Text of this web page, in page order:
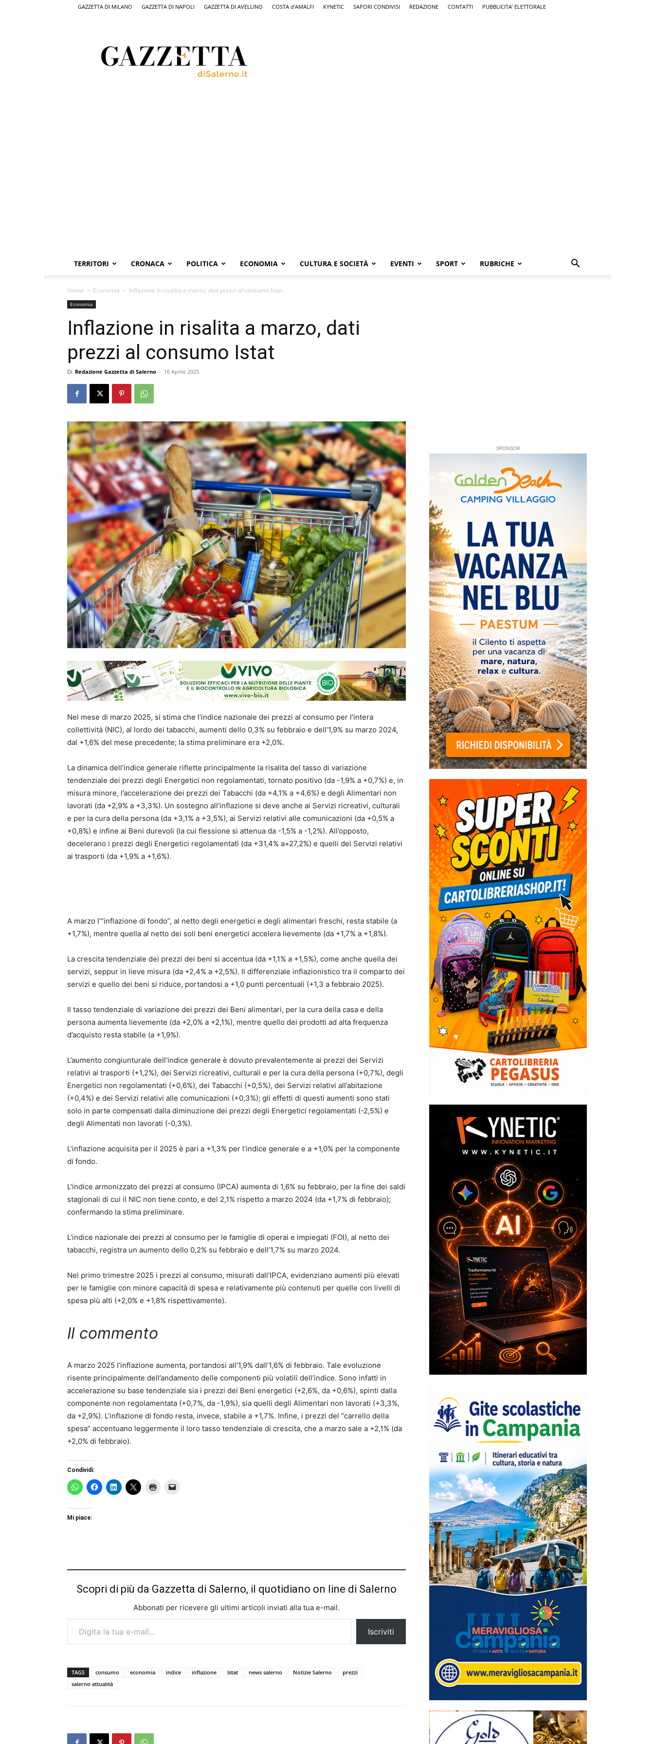
GAZZETTA DI MILANO GAZZETTA DI NAPOLI GAZZETTA DI AVELLINO COSTA d’AMALFI KYNETIC SAPORI CONDIVISI REDAZIONE CONTATTI PUBBLICITA’ ELETTORALE
Salerno,
il
quotidiano
TERRITORI CRONACA POLITICA ECONOMIA CULTURA E SOCIETÀ EVENTI SPORT RUBRICHE
Home Economia Inflazione in risalita a marzo, dati prezzi al consumo Istat
Economia
Inflazione in risalita a marzo, dati
prezzi al consumo Istat
Di Redazione Gazzetta di Salerno - 16 Aprile 2025
Nel mese di marzo 2025, si stima che l’indice nazionale dei prezzi al consumo per l’intera
collettività (NIC), al lordo dei tabacchi, aumenti dello 0,3% su febbraio e dell’1,9% su marzo 2024,
dal +1,6% del mese precedente; la stima preliminare era +2,0%.
La dinamica dell’indice generale riflette principalmente la risalita del tasso di variazione
tendenziale dei prezzi degli Energetici non regolamentati, tornato positivo (da -1,9% a +0,7%) e, in
misura minore, l’accelerazione dei prezzi dei Tabacchi (da +4,1% a +4,6%) e degli Alimentari non
lavorati (da +2,9% a +3,3%). Un sostegno all’inflazione si deve anche ai Servizi ricreativi, culturali
e per la cura della persona (da +3,1% a +3,5%), ai Servizi relativi alle comunicazioni (da +0,5% a
+0,8%) e infine ai Beni durevoli (la cui flessione si attenua da -1,5% a -1,2%). All’opposto,
decelerano i prezzi degli Energetici regolamentati (da +31,4% a+27,2%) e quelli dei Servizi relativi
ai trasporti (da +1,9% a +1,6%).
A marzo l’“inflazione di fondo”, al netto degli energetici e degli alimentari freschi, resta stabile (a
+1,7%), mentre quella al netto dei soli beni energetici accelera lievemente (da +1,7% a +1,8%).
La crescita tendenziale dei prezzi dei beni si accentua (da +1,1% a +1,5%), come anche quella dei
servizi, seppur in lieve misura (da +2,4% a +2,5%). Il differenziale inflazionistico tra il comparto dei
servizi e quello dei beni si riduce, portandosi a +1,0 punti percentuali (+1,3 a febbraio 2025).
Il tasso tendenziale di variazione dei prezzi dei Beni alimentari, per la cura della casa e della
persona aumenta lievemente (da +2,0% a +2,1%), mentre quello dei prodotti ad alta frequenza
d’acquisto resta stabile (a +1,9%).
L’aumento congiunturale dell’indice generale è dovuto prevalentemente ai prezzi dei Servizi
relativi ai trasporti (+1,2%), dei Servizi ricreativi, culturali e per la cura della persona (+0,7%), degli
Energetici non regolamentati (+0,6%), dei Tabacchi (+0,5%), dei Servizi relativi all’abitazione
(+0,4%) e dei Servizi relativi alle comunicazioni (+0,3%); gli effetti di questi aumenti sono stati
solo in parte compensati dalla diminuzione dei prezzi degli Energetici regolamentati (-2,5%) e
degli Alimentati non lavorati (-0,3%).
L’inflazione acquisita per il 2025 è pari a +1,3% per l’indice generale e a +1,0% per la componente
di fondo.
L’indice armonizzato dei prezzi al consumo (IPCA) aumenta di 1,6% su febbraio, per la fine dei saldi
stagionali di cui il NIC non tiene conto, e del 2,1% rispetto a marzo 2024 (da +1,7% di febbraio);
confermando la stima preliminare.
L’indice nazionale dei prezzi al consumo per le famiglie di operai e impiegati (FOI), al netto dei
tabacchi, registra un aumento dello 0,2% su febbraio e dell’1,7% su marzo 2024.
Nel primo trimestre 2025 i prezzi al consumo, misurati dall’IPCA, evidenziano aumenti più elevati
per le famiglie con minore capacità di spesa e relativamente più contenuti per quelle con livelli di
spesa più alti (+2,0% e +1,8% rispettivamente).
Il commento
A marzo 2025 l’inflazione aumenta, portandosi all’1,9% dall’1,6% di febbraio. Tale evoluzione
risente principalmente dell’andamento delle componenti più volatili dell’indice. Sono infatti in
accelerazione su base tendenziale sia i prezzi dei Beni energetici (+2,6%, da +0,6%), spinti dalla
componente non regolamentata (+0,7%, da -1,9%), sia quelli degli Alimentari non lavorati (+3,3%,
da +2,9%). L’inflazione di fondo resta, invece, stabile a +1,7%. Infine, i prezzi del “carrello della
spesa” accentuano leggermente il loro tasso tendenziale di crescita, che a marzo sale a +2,1% (da
+2,0% di febbraio).
Condividi:
Mi piace:
Scopri di più da Gazzetta di Salerno, il quotidiano on line di Salerno
Abbonati per ricevere gli ultimi articoli inviati alla tua e-mail.
Digita la tua e-mail...
Iscriviti
TAGS consumo economia indice inflazione Istat news salerno Notizie Salerno
prezzi
salerno attualità
SPONSOR